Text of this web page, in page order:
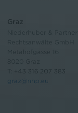
Graz
+43 316 207 383
graz@nhp.eu